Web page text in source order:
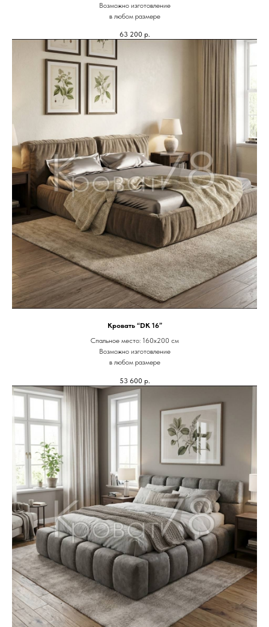
Возможно изготовление
в любом размере
63 200 р.
Кровать “DK 16”
Спальное место: 160х200 см
Возможно изготовление
в любом размере
53 600 р.